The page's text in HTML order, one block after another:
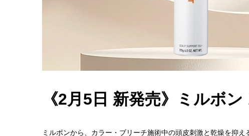
《2月5日 新発売》ミルボ
ミルボンから、 カラー・ブリーチ施術中の頭皮刺激と乾燥を抑え